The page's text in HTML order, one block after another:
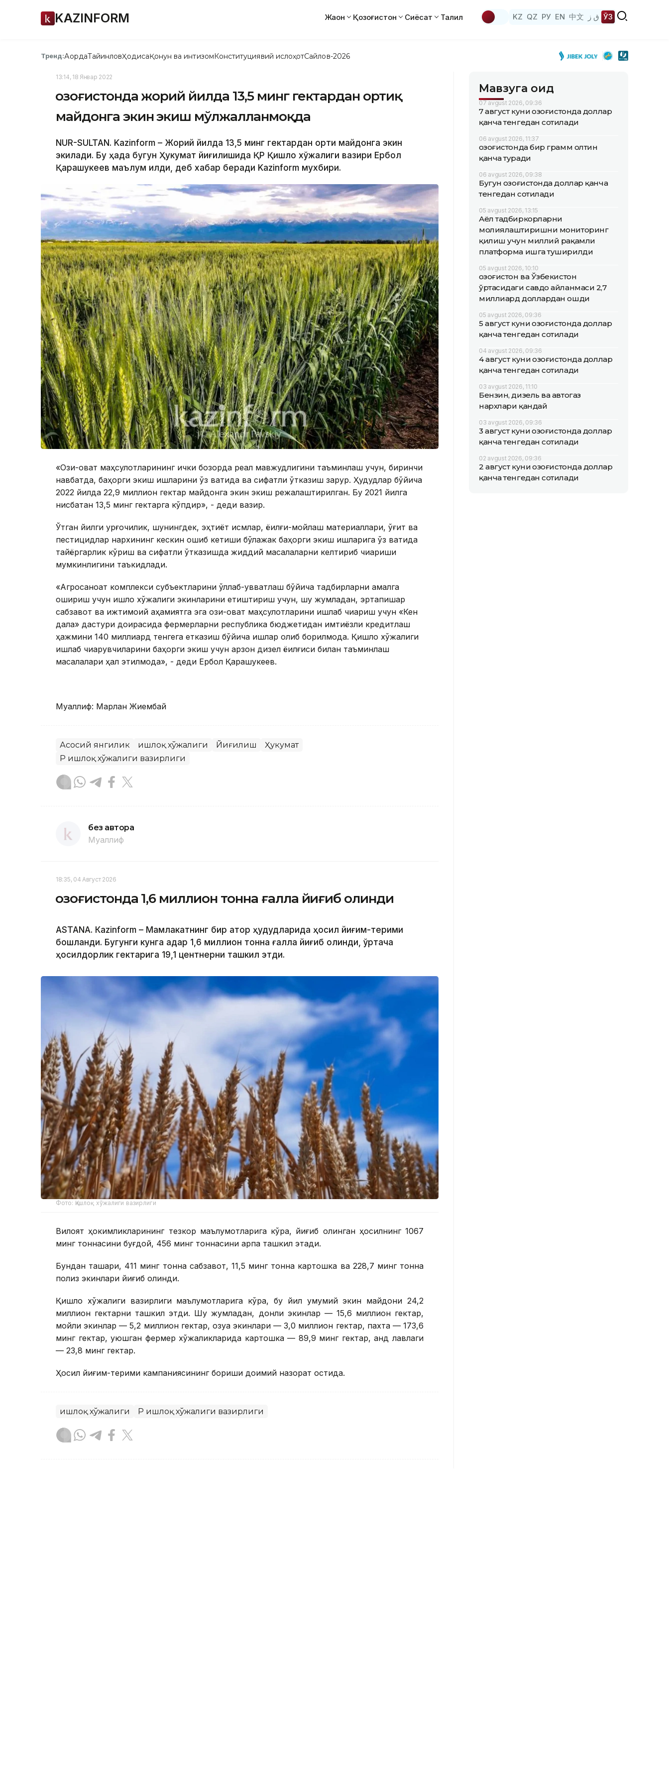
KAZINFORM Жаҳон Қозоғистон Сиёсат Таҳлил KZ QZ РУ EN 中文 ق ز ЎЗ
Тренд:АқордаТайинловҲодисаҚонун ва интизомКонституциявий ислоҳотСайлов-2026
13:14, 18 Январ 2022
Қозоғистонда жорий йилда 13,5 минг гектардан ортиқ
майдонга экин экиш мўлжалланмоқда
NUR-SULTAN. Kazinform – Жорий йилда 13,5 минг гектардан ортиқ майдонга экин
экилади. Бу ҳақда бугун Ҳукумат йиғилишида ҚР Қишлоқ хўжалиги вазири Ербол
Қарашукеев маълум қилди, деб хабар беради Kazinform мухбири.
«Озиқ-овқат маҳсулотларининг ички бозорда реал мавжудлигини таъминлаш учун, биринчи
навбатда, баҳорги экиш ишларини ўз вақтида ва сифатли ўтказиш зарур. Ҳудудлар бўйича
2022 йилда 22,9 миллион гектар майдонга экин экиш режалаштирилган. Бу 2021 йилга
нисбатан 13,5 минг гектарга кўпдир», - деди вазир.
Ўтган йилги қурғоқчилик, шунингдек, эҳтиёт қисмлар, ёқилғи-мойлаш материаллари, ўғит ва
пестицидлар нархининг кескин ошиб кетиши бўлажак баҳорги экиш ишларига ўз вақтида
тайёргарлик кўриш ва сифатли ўтказишда жиддий масалаларни келтириб чиқариши
мумкинлигини таъкидлади.
«Агросаноат комплекси субъектларини қўллаб-қувватлаш бўйича тадбирларни амалга
ошириш учун қишлоқ хўжалиги экинларини етиштириш учун, шу жумладан, эртапишар
сабзавот ва ижтимоий аҳамиятга эга озиқ-овқат маҳсулотларини ишлаб чиқариш учун «Кен
дала» дастури доирасида фермерларни республика бюджетидан имтиёзли кредитлаш
ҳажмини 140 миллиард тенгега етказиш бўйича ишлар олиб борилмоқда. Қишлоқ хўжалиги
ишлаб чиқарувчиларини баҳорги экиш учун арзон дизел ёқилғиси билан таъминлаш
масалалари ҳал этилмоқда», - деди Ербол Қарашукеев.
Муаллиф: Марлан Жиембай
Асосий янгилик Қишлоқ хўжалиги Йиғилиш
Ҳукумат
ҚР Қишлоқ хўжалиги вазирлиги
без автора
Муаллиф
18:35, 04 Август 2026
Қозоғистонда 1,6 миллион тонна ғалла йиғиб олинди
ASTANА. Кazinform – Мамлакатнинг бир қатор ҳудудларида ҳосил йиғим-терими
бошланди. Бугунги кунга қадар 1,6 миллион тонна ғалла йиғиб олинди, ўртача
ҳосилдорлик гектарига 19,1 центнерни ташкил этди.
Фото: Қишлоқ хўжалиги вазирлиги
Вилоят ҳокимликларининг тезкор маълумотларига кўра, йиғиб олинган ҳосилнинг 1067
минг тоннасини буғдой, 456 минг тоннасини арпа ташкил этади.
Бундан ташқари, 411 минг тонна сабзавот, 11,5 минг тонна картошка ва 228,7 минг тонна
полиз экинлари йиғиб олинди.
Қишлоқ хўжалиги вазирлиги маълумотларига кўра, бу йил умумий экин майдони 24,2
миллион гектарни ташкил этди. Шу жумладан, донли экинлар — 15,6 миллион гектар,
мойли экинлар — 5,2 миллион гектар, озуқа экинлари — 3,0 миллион гектар, пахта — 173,6
минг гектар, уюшган фермер хўжаликларида картошка — 89,9 минг гектар, қанд лавлаги
— 23,8 минг гектар.
Ҳосил йиғим-терими кампаниясининг бориши доимий назорат остида.
Қишлоқ хўжалиги ҚР Қишлоқ хўжалиги вазирлиги
Мавзуга оид
07 avgust 2026, 09:36
7 август куни Қозоғистонда доллар
қанча тенгедан сотилади
06 avgust 2026, 11:37
Қозоғистонда бир грамм олтин
қанча туради
06 avgust 2026, 09:38
Бугун Қозоғистонда доллар қанча
тенгедан сотилади
05 avgust 2026, 13:15
Аёл тадбиркорларни
молиялаштиришни мониторинг
қилиш учун миллий рақамли
платформа ишга туширилди
05 avgust 2026, 10:10
Қозоғистон ва Ўзбекистон
ўртасидаги савдо айланмаси 2,7
миллиард доллардан ошди
05 avgust 2026, 09:36
5 август куни Қозоғистонда доллар
қанча тенгедан сотилади
04 avgust 2026, 09:36
4 август куни Қозоғистонда доллар
қанча тенгедан сотилади
03 avgust 2026, 11:10
Бензин, дизель ва автогаз
нархлари қандай
03 avgust 2026, 09:36
3 август куни Қозоғистонда доллар
қанча тенгедан сотилади
02 avgust 2026, 09:36
2 август куни Қозоғистонда доллар
қанча тенгедан сотилади